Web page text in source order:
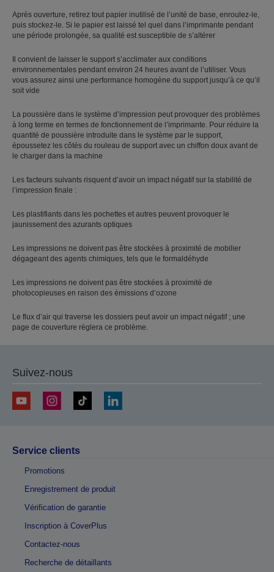
Après ouverture, retirez tout papier inutilisé de l’unité de base, enroulez-le,
puis stockez-le. Si le papier est laissé tel quel dans l’imprimante pendant
une période prolongée, sa qualité est susceptible de s’altérer
Il convient de laisser le support s’acclimater aux conditions
environnementales pendant environ 24 heures avant de l’utiliser. Vous
vous assurez ainsi une performance homogène du support jusqu’à ce qu’il
soit vide
La poussière dans le système d’impression peut provoquer des problèmes
à long terme en termes de fonctionnement de l’imprimante. Pour réduire la
quantité de poussière introduite dans le système par le support,
époussetez les côtés du rouleau de support avec un chiffon doux avant de
le charger dans la machine
Les facteurs suivants risquent d’avoir un impact négatif sur la stabilité de
l’impression finale :
Les plastifiants dans les pochettes et autres peuvent provoquer le
jaunissement des azurants optiques
Les impressions ne doivent pas être stockées à proximité de mobilier
dégageant des agents chimiques, tels que le formaldéhyde
Les impressions ne doivent pas être stockées à proximité de
photocopieuses en raison des émissions d’ozone
Le flux d’air qui traverse les dossiers peut avoir un impact négatif ; une
page de couverture règlera ce problème.
Suivez-nous
Service clients
Promotions
Enregistrement de produit
Vérification de garantie
Inscription à CoverPlus
Contactez-nous
Recherche de détaillants